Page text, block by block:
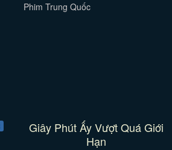
Phim Trung Quốc
Giây Phút Ấy Vượt Quá Giới
Hạn